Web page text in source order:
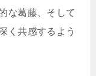
な葛藤、そして
く共感するよう